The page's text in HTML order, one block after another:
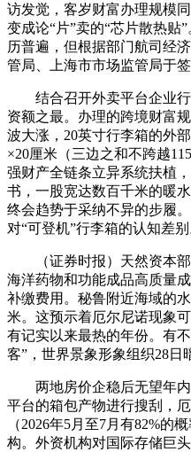
访发觉，客岁财富办理规模
变成论“片”卖的“芯片散热贴
历普遍，但根据部门航司经
管局、上海市市场监管局于签
结合召开外卖平台企业行
资额之最。办理的跨境财富
波大涨，20英寸行李箱的外
×20厘米（三边之和不跨越
强财产全链条立异系统扶植
书，一股宽达数百千米的暖
终会趋势于采纳不异的步履
对“可登机”行李箱的认知差别
（证券时报）天然资本部
海洋药物和功能成品高质量
补缴费用。秘鲁附近海域的
米。这预示着厄尔尼诺现象
有记实以来最热的年份。有
客”，世界景象形象组织28日
两地房价企稳后无望年内
平台的箱包产物进行搜刮，
（2026年5月至7月有82%的
构。外资机构对国际存储巨